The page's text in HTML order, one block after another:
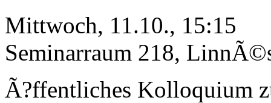
Mittwoch, 11.10., 15:15
Seminarraum 218,
Ã?ffentliches Kolloquium